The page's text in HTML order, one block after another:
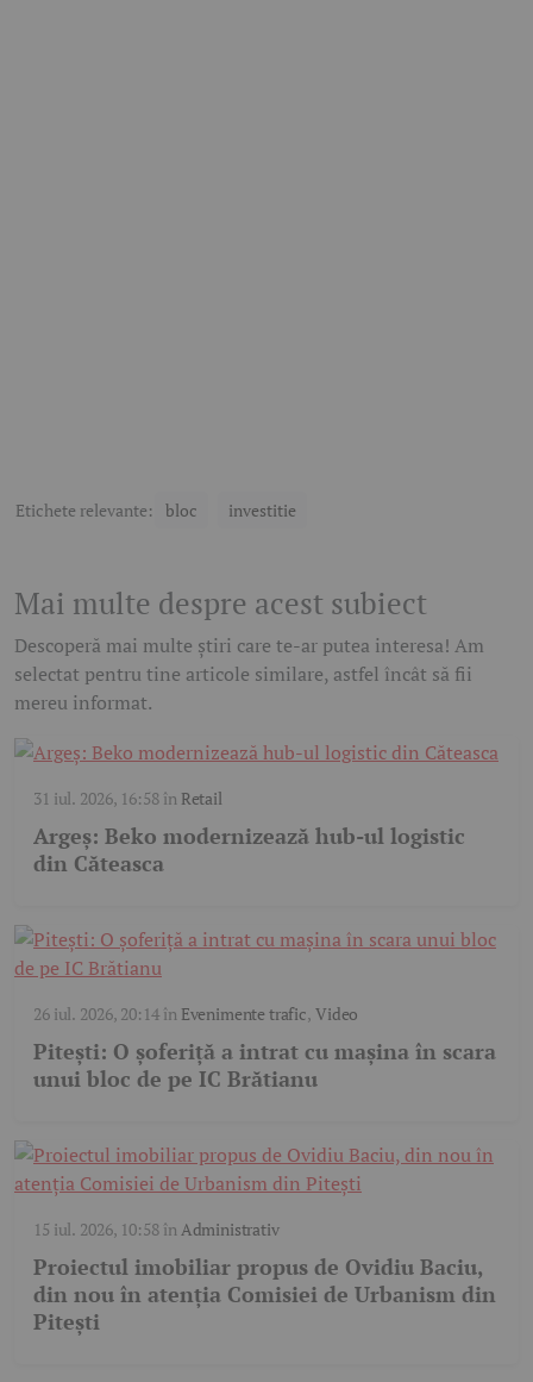
Etichete relevante: bloc investitie
Mai multe despre acest subiect
Descoperă mai multe știri care te-ar putea interesa! Am
selectat pentru tine articole similare, astfel încât să fii
mereu informat.
31 iul. 2026, 16:58în Retail
Argeș: Beko modernizează hub-ul logistic
din Căteasca
26 iul. 2026, 20:14în Evenimente trafic, Video
Pitești: O șoferiță a intrat cu mașina în scara
unui bloc de pe IC Brătianu
15 iul. 2026, 10:58în Administrativ
Proiectul imobiliar propus de Ovidiu Baciu,
din nou în atenția Comisiei de Urbanism din
Pitești